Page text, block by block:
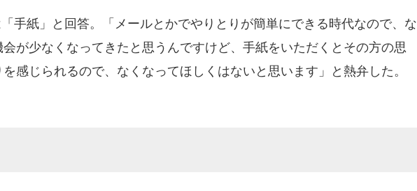
手紙」と回答。「メールとかでやりとりが簡単にできる時代なので、な
が少なくなってきたと思うんですけど、手紙をいただくとその方の思
感じられるので、なくなってほしくはないと思います」と熱弁した。